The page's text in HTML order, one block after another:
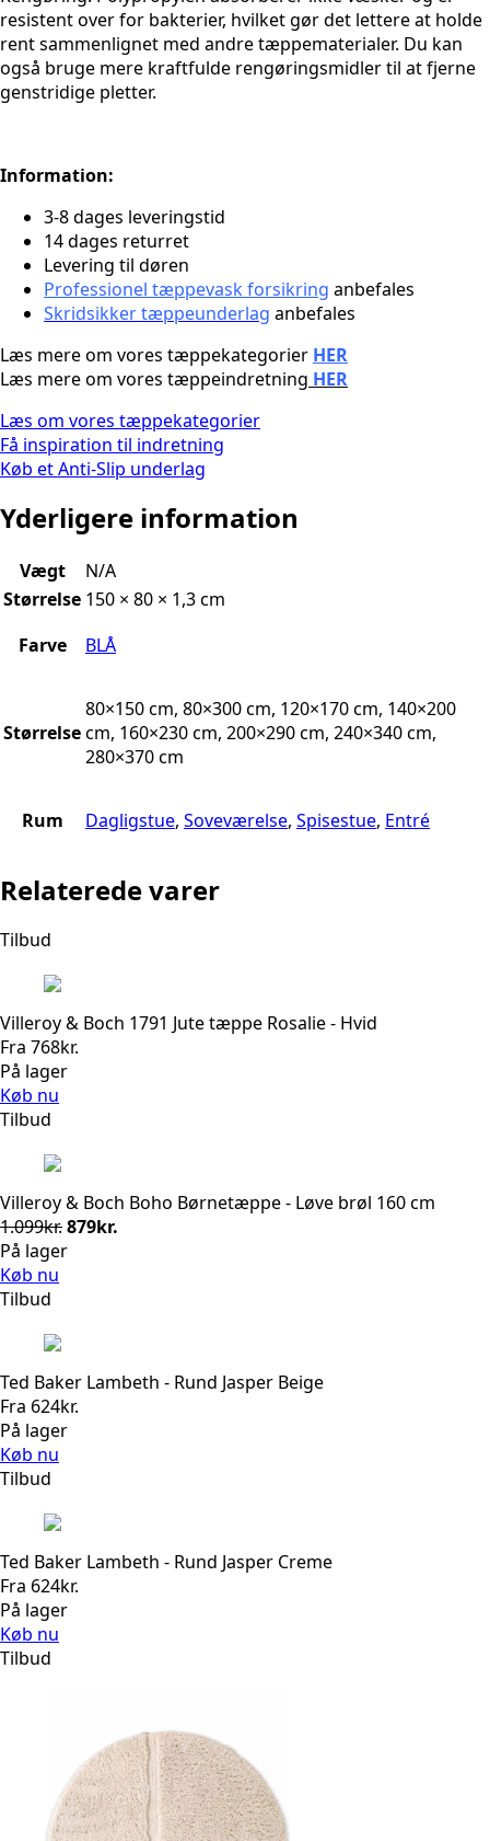
resistent over for bakterier, hvilket gør det lettere at holde
rent sammenlignet med andre tæppematerialer. Du kan
også bruge mere kraftfulde rengøringsmidler til at fjerne
genstridige pletter.
Information:
3-8 dages leveringstid
14 dages returret
Levering til døren
Professionel tæppevask forsikring anbefales
Skridsikker tæppeunderlag anbefales
Læs mere om vores tæppekategorier HER
Læs mere om vores tæppeindretning HER
Læs om vores tæppekategorier
Få inspiration til indretning
Køb et Anti-Slip underlag
Yderligere information
Vægt
N/A
Størrelse 150 × 80 × 1,3 cm
Farve
BLÅ
Størrelse
80×150 cm, 80×300 cm, 120×170 cm, 140×200
cm, 160×230 cm, 200×290 cm, 240×340 cm,
280×370 cm
Rum Dagligstue, Soveværelse, Spisestue, Entré
Relaterede varer
Tilbud
Villeroy & Boch 1791 Jute tæppe Rosalie - Hvid
Fra 768kr.
På lager
Køb nu
Tilbud
Villeroy & Boch Boho Børnetæppe - Løve brøl 160 cm
1.099kr.Den
oprindelige
879kr.
På lager
Køb nu
Tilbud
Ted Baker Lambeth - Rund Jasper Beige
Fra 624kr.
På lager
Køb nu
Tilbud
Ted Baker Lambeth - Rund Jasper Creme
Fra 624kr.
På lager
Køb nu
Tilbud